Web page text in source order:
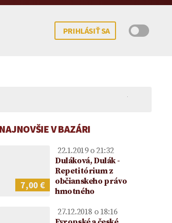
PRIHLÁSIŤ SA
Koncesionárske poplatky |
Úhrady za služby verejnosti
poskytované RTVS | Novela
Darovanie peňazí |
Darovacia zmluva VZOR
NAJNOVŠIE V BAZÁRI
7,00 €
22.1.2019 o 21:32
Duláková, Dulák -
Repetitórium z
občianskeho právo
hmotného
27.12.2018 o 18:16